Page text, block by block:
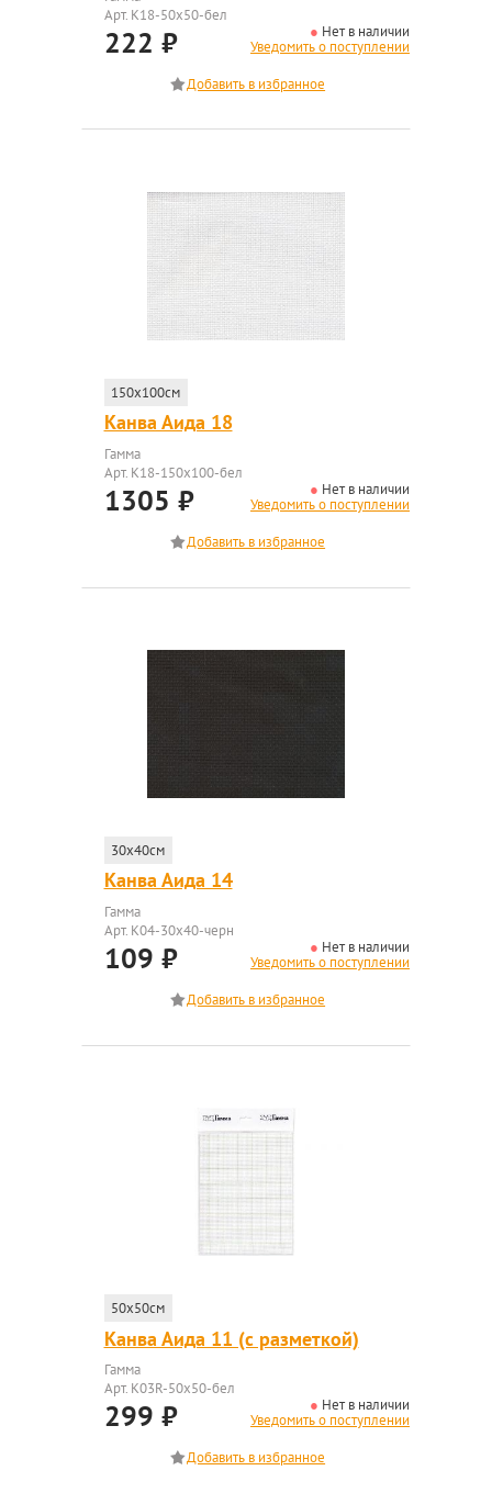
Арт. K18-50x50-бел
222 ₽
Нет в наличии
Уведомить о поступлении
150x100см
Канва Аида 18
Гамма
Арт. K18-150x100-бел
1305 ₽
Нет в наличии
Уведомить о поступлении
30x40см
Канва Аида 14
Гамма
Арт. K04-30x40-черн
109 ₽
Нет в наличии
Уведомить о поступлении
50x50см
Канва Аида 11 (с разметкой)
Гамма
Арт. K03R-50x50-бел
299 ₽
Нет в наличии
Уведомить о поступлении